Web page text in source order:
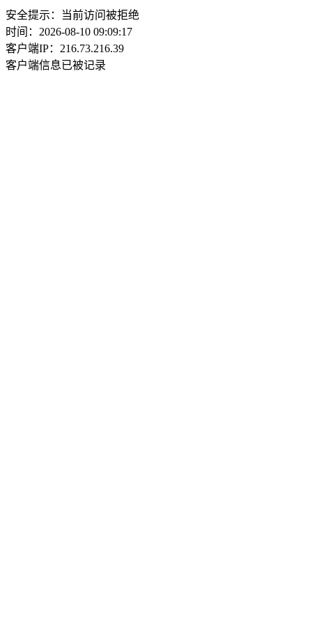
安全提示：当前访问被拒绝
时间：2026-08-10 09:09:17
客户端IP：216.73.216.39
客户端信息已被记录